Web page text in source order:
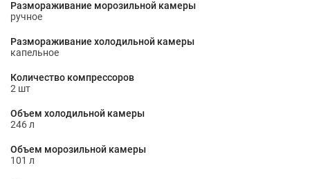
Размораживание морозильной камеры
ручное
Размораживание холодильной камеры
капельное
Количество компрессоров
2 шт
Объем холодильной камеры
246 л
Объем морозильной камеры
101 л